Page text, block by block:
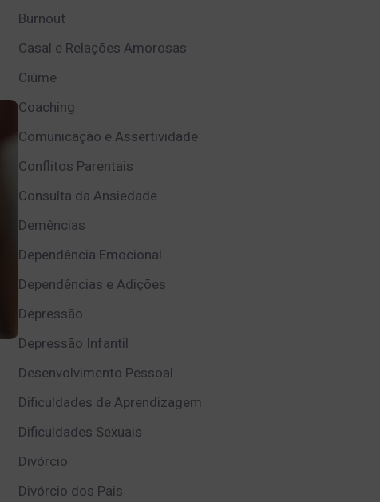
Burnout
Casal e Relações Amorosas
Ciúme
Coaching
Comunicação e Assertividade
Conflitos Parentais
Consulta da Ansiedade
Demências
Dependência Emocional
Dependências e Adições
Depressão
Depressão Infantil
Desenvolvimento Pessoal
Dificuldades de Aprendizagem
Dificuldades Sexuais
Divórcio
Divórcio dos Pais